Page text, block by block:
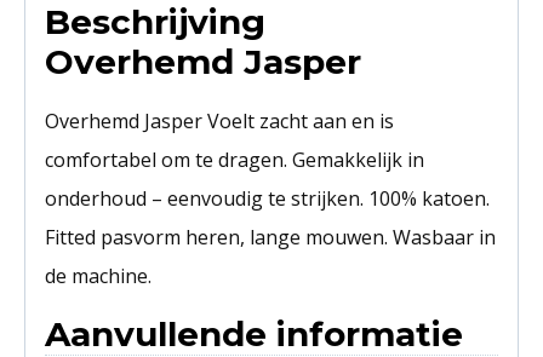
Beschrijving
Overhemd Jasper
Overhemd Jasper Voelt zacht aan en is
comfortabel om te dragen. Gemakkelijk in
onderhoud – eenvoudig te strijken. 100% katoen.
Fitted pasvorm heren, lange mouwen. Wasbaar in
de machine.
Aanvullende informatie